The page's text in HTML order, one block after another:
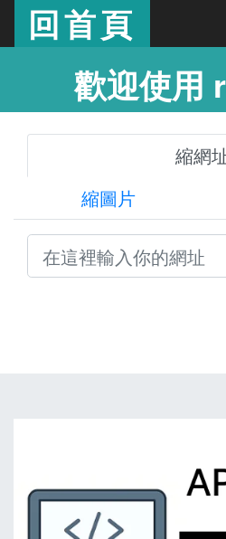
回首頁
歡迎使用
縮網
縮圖片